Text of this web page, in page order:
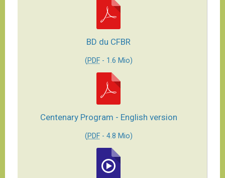
BD du CFBR
(PDF- 1.6 Mio)
Centenary Program - English version
(PDF- 4.8 Mio)